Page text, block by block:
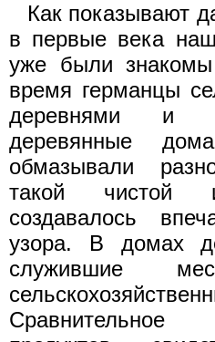
Как показывают
в первые века
уже были
время германцы
деревнями и
деревянные
обмазывали
такой
создавалось
узора. В домах
служившие